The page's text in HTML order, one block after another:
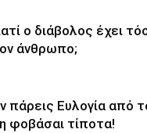
ο διάβολος έχει
άνθρωπο;
πάρεις Ευλογία από
φοβάσαι τίποτα!